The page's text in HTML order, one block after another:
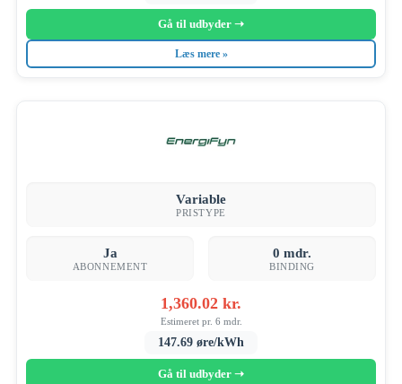
Gå til udbyder ➝
Læs mere »
Variable
PRISTYPE
Ja
ABONNEMENT
0 mdr.
BINDING
1,360.02 kr.
Estimeret pr. 6 mdr.
147.69 øre/kWh
Gå til udbyder ➝